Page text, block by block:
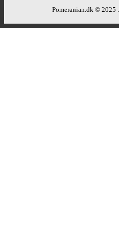
Pomeranian.dk © 2025